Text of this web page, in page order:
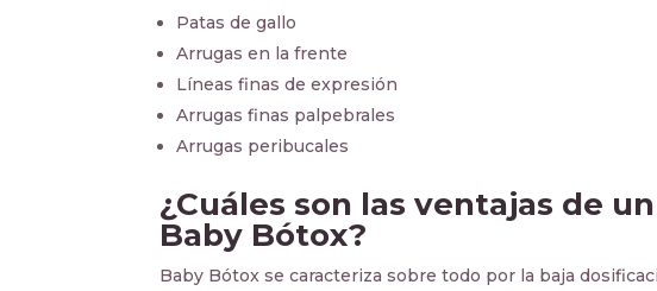
Patas de gallo
Arrugas en la frente
Líneas finas de expresión
Arrugas finas palpebrales
Arrugas peribucales
¿Cuáles son las ventajas de
Baby Bótox?
Baby Bótox se caracteriza sobre todo por la baja